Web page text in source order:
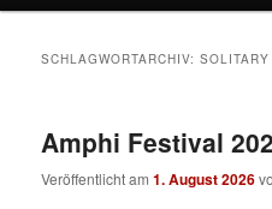
SCHLAGWORTARCHIV:
Amphi Festival
Veröffentlicht am1. August 2026